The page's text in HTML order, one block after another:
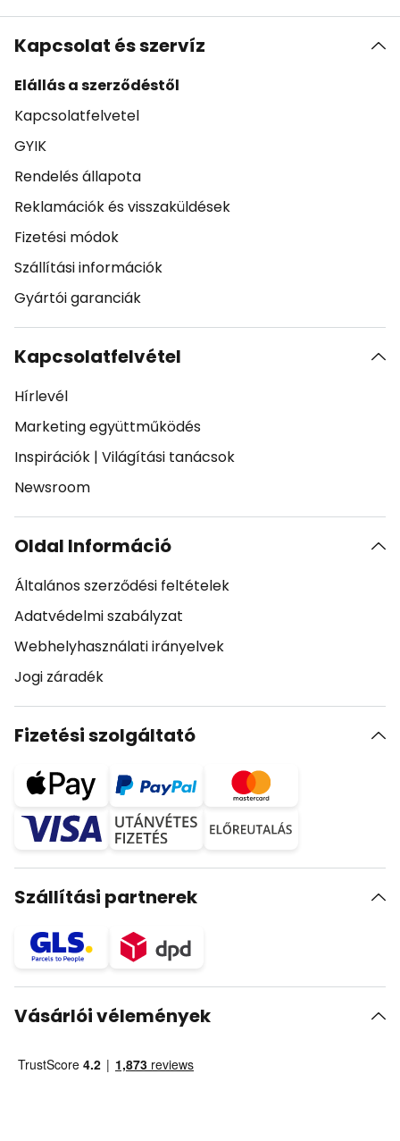
Kapcsolat és szervíz
Elállás a szerződéstől
Kapcsolatfelvetel
GYIK
Rendelés állapota
Reklamációk és visszaküldések
Fizetési módok
Szállítási információk
Gyártói garanciák
Kapcsolatfelvétel
Hírlevél
Marketing együttműködés
Inspirációk | Világítási tanácsok
Newsroom
Oldal Információ
Általános szerződési feltételek
Adatvédelmi szabályzat
Webhelyhasználati irányelvek
Jogi záradék
Fizetési szolgáltató
Szállítási partnerek
Vásárlói vélemények